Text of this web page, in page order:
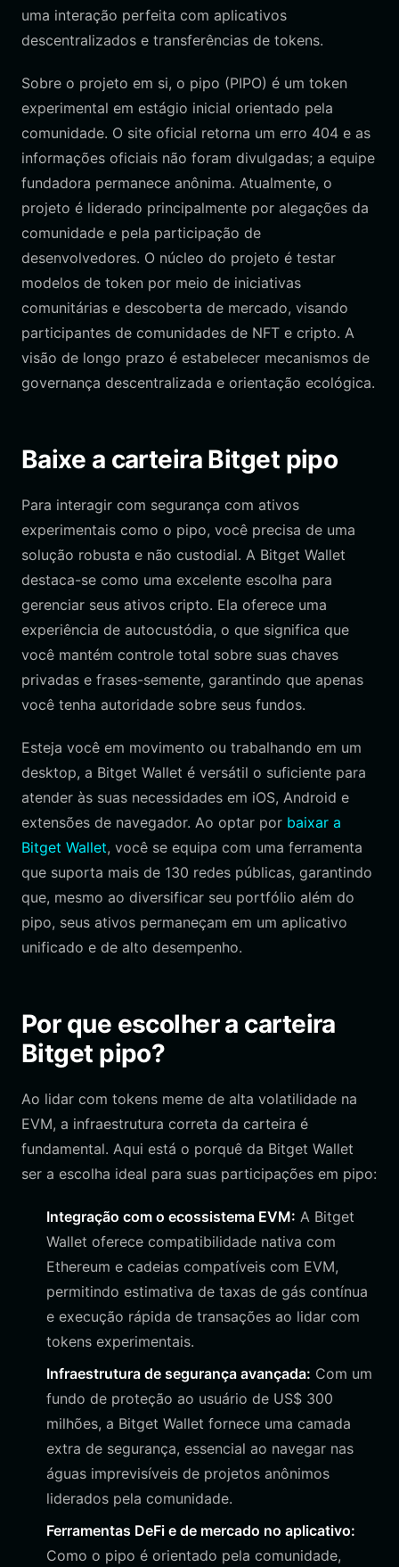
uma interação perfeita com aplicativos
descentralizados e transferências de tokens.
Sobre o projeto em si, o pipo (PIPO) é um token
experimental em estágio inicial orientado pela
comunidade. O site oficial retorna um erro 404 e as
informações oficiais não foram divulgadas; a equipe
fundadora permanece anônima. Atualmente, o
projeto é liderado principalmente por alegações da
comunidade e pela participação de
desenvolvedores. O núcleo do projeto é testar
modelos de token por meio de iniciativas
comunitárias e descoberta de mercado, visando
participantes de comunidades de NFT e cripto. A
visão de longo prazo é estabelecer mecanismos de
governança descentralizada e orientação ecológica.
Baixe a carteira Bitget pipo
Para interagir com segurança com ativos
experimentais como o pipo, você precisa de uma
solução robusta e não custodial. A Bitget Wallet
destaca-se como uma excelente escolha para
gerenciar seus ativos cripto. Ela oferece uma
experiência de autocustódia, o que significa que
você mantém controle total sobre suas chaves
privadas e frases-semente, garantindo que apenas
você tenha autoridade sobre seus fundos.
Esteja você em movimento ou trabalhando em um
desktop, a Bitget Wallet é versátil o suficiente para
atender às suas necessidades em iOS, Android e
extensões de navegador. Ao optar por baixar a
Bitget Wallet, você se equipa com uma ferramenta
que suporta mais de 130 redes públicas, garantindo
que, mesmo ao diversificar seu portfólio além do
pipo, seus ativos permaneçam em um aplicativo
unificado e de alto desempenho.
Por que escolher a carteira
Bitget pipo?
Ao lidar com tokens meme de alta volatilidade na
EVM, a infraestrutura correta da carteira é
fundamental. Aqui está o porquê da Bitget Wallet
ser a escolha ideal para suas participações em pipo:
Integração com o ecossistema EVM: A Bitget
Wallet oferece compatibilidade nativa com
Ethereum e cadeias compatíveis com EVM,
permitindo estimativa de taxas de gás contínua
e execução rápida de transações ao lidar com
tokens experimentais.
Infraestrutura de segurança avançada: Com um
fundo de proteção ao usuário de US$ 300
milhões, a Bitget Wallet fornece uma camada
extra de segurança, essencial ao navegar nas
águas imprevisíveis de projetos anônimos
liderados pela comunidade.
Ferramentas DeFi e de mercado no aplicativo:
Como o pipo é orientado pela comunidade,